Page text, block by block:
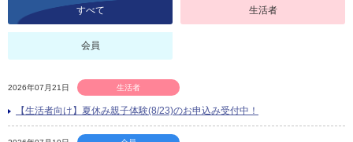
すべて 生活者
会員
2026年07月21日 生活者
【生活者向け】夏休み親子体験(8/23)のお申込み受付中！